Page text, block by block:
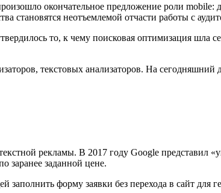
окончательное предложение роли mobile:
становятся неотъемлемой отчасти работы с
то, к чему поисковая оптимизация шла
текстовых анализаторов. На сегодняшний
рекламы. В 2017 году Google
заранее заданной цене.
форму заявки без перехода в сайт для